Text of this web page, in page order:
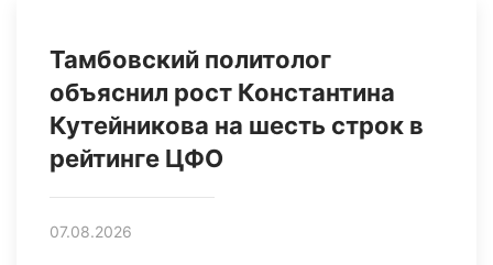
Тамбовский политолог
объяснил рост Константина
Кутейникова на шесть строк в
рейтинге ЦФО
07.08.2026